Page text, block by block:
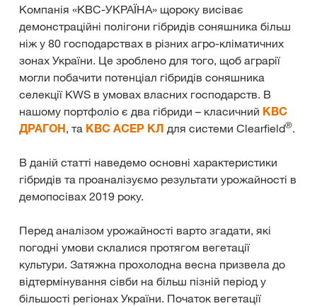
Компанія «КВС-УКРАЇНА» щороку висіває
демонстраційні полігони гібридів соняшника більш
ніж у 80 господарствах в різних агро-кліматичних
зонах України. Це зроблено для того, щоб аграрії
могли побачити потенціал гібридів соняшника
селекції KWS в умовах власних господарств. В
нашому портфоліо є два гібриди – класичний КВС
ДРАГОН, та КВС АСЕР КЛ для системи Clearfield®.
В даній статті наведемо основні характеристики
гібридів та проаналізуємо результати урожайності в
демопосівах 2019 року.
Перед аналізом урожайності варто згадати, які
погодні умови склалися протягом вегетації
культури. Затяжна прохолодна весна призвела до
відтермінування сівби на більш пізній період у
більшості регіонах України. Початок вегетації